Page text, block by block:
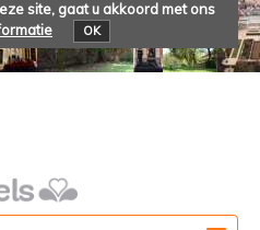
site, gaat u akkoord met ons
OK